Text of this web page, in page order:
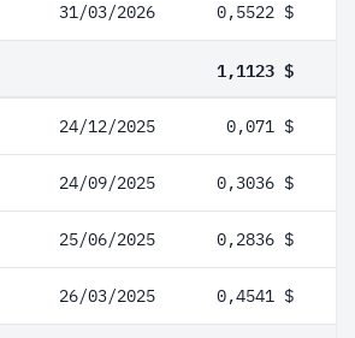
31/03/2026 0,5522 $
1,1123 $
24/12/2025 0,071 $
24/09/2025 0,3036 $
25/06/2025 0,2836 $
26/03/2025 0,4541 $